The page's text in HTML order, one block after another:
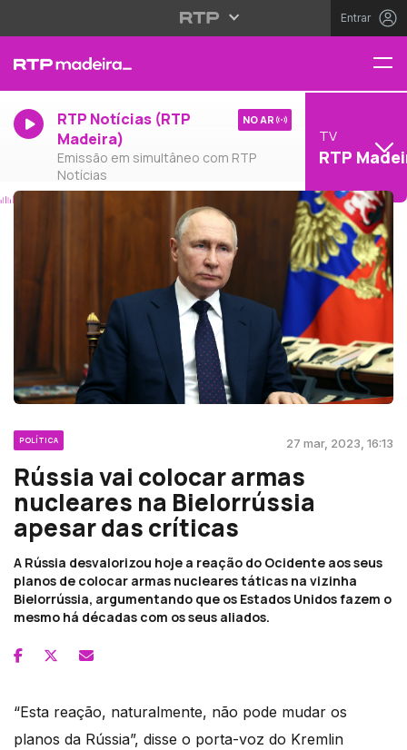
Entrar
RTP Notícias (RTP
Madeira)
Emissão em simultâneo com RTP
Notícias
NO AR
TV
RTP
POLÍTICA 27 mar, 2023, 16:13
Rússia vai colocar armas
nucleares na Bielorrússia
apesar das críticas
A Rússia desvalorizou hoje a reação do Ocidente aos seus
planos de colocar armas nucleares táticas na vizinha
Bielorrússia, argumentando que os Estados Unidos fazem o
mesmo há décadas com os seus aliados.
“Esta reação, naturalmente, não pode mudar os
planos da Rússia”, disse o porta-voz do Kremlin